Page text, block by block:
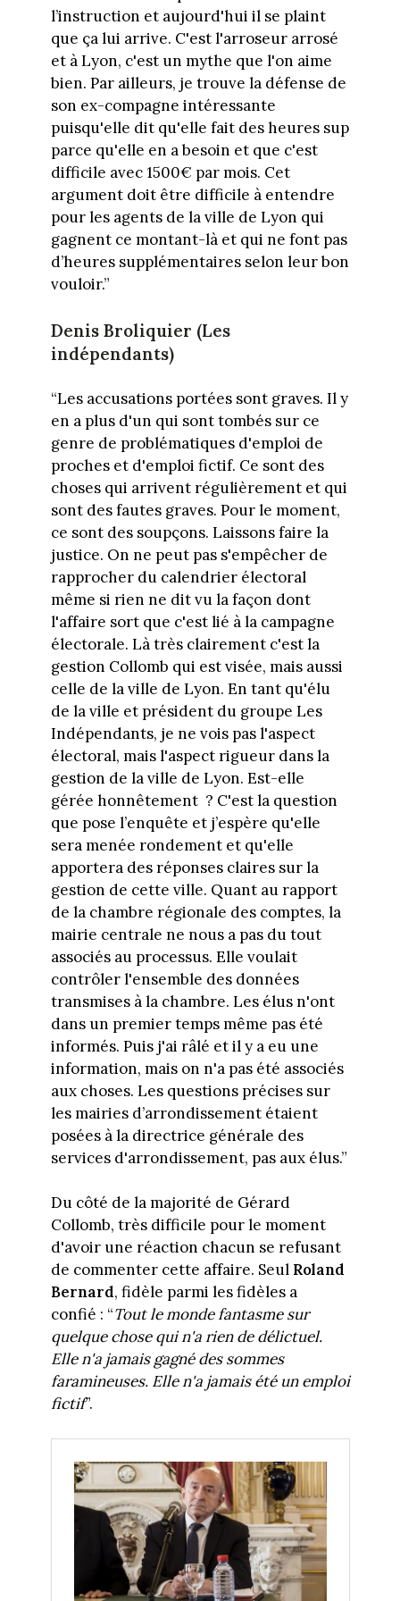
l’instruction et aujourd'hui il se plaint
que ça lui arrive. C'est l'arroseur arrosé
et à Lyon, c'est un mythe que l'on aime
bien. Par ailleurs, je trouve la défense de
son ex-compagne intéressante
puisqu'elle dit qu'elle fait des heures sup
parce qu'elle en a besoin et que c'est
difficile avec 1500€ par mois. Cet
argument doit être difficile à entendre
pour les agents de la ville de Lyon qui
gagnent ce montant-là et qui ne font pas
d’heures supplémentaires selon leur bon
vouloir.”
Denis Broliquier (Les
indépendants)
“Les accusations portées sont graves. Il y
en a plus d'un qui sont tombés sur ce
genre de problématiques d'emploi de
proches et d'emploi fictif. Ce sont des
choses qui arrivent régulièrement et qui
sont des fautes graves. Pour le moment,
ce sont des soupçons. Laissons faire la
justice. On ne peut pas s'empêcher de
rapprocher du calendrier électoral
même si rien ne dit vu la façon dont
l'affaire sort que c'est lié à la campagne
électorale. Là très clairement c'est la
gestion Collomb qui est visée, mais aussi
celle de la ville de Lyon. En tant qu'élu
de la ville et président du groupe Les
Indépendants, je ne vois pas l'aspect
électoral, mais l'aspect rigueur dans la
gestion de la ville de Lyon. Est-elle
gérée honnêtement ? C'est la question
que pose l’enquête et j’espère qu'elle
sera menée rondement et qu'elle
apportera des réponses claires sur la
gestion de cette ville. Quant au rapport
de la chambre régionale des comptes, la
mairie centrale ne nous a pas du tout
associés au processus. Elle voulait
contrôler l'ensemble des données
transmises à la chambre. Les élus n'ont
dans un premier temps même pas été
informés. Puis j'ai râlé et il y a eu une
information, mais on n'a pas été associés
aux choses. Les questions précises sur
les mairies d’arrondissement étaient
posées à la directrice générale des
services d'arrondissement, pas aux élus.”
Du côté de la majorité de Gérard
Collomb, très difficile pour le moment
d'avoir une réaction chacun se refusant
de commenter cette affaire. SeulRoland
Bernard, fidèle parmi les fidèles a
confié : “Tout le monde fantasme sur
quelque chose qui n'a rien de délictuel.
Elle n'a jamais gagné des sommes
faramineuses. Elle n'a jamais été un emploi
fictif”.